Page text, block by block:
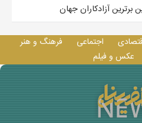
برترین آزادکاران جهان
اجتماعی
فرهنگ و هنر
عکس و فيلم